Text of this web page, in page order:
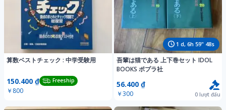
算数ベストチェック : 中学受験用
150.400 ₫ Freeship
￥800
1 d, 6h 59" 45s
吾輩は猫である 上下巻セット IDOL
BOOKS ポプラ社
56.400 ₫
￥300 0 lượt đấu